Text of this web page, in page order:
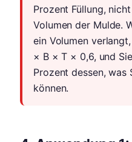
Prozent Füllung,
Volumen der Mulde.
ein Volumen
× B × T × 0,6, und
Prozent dessen, was
können.